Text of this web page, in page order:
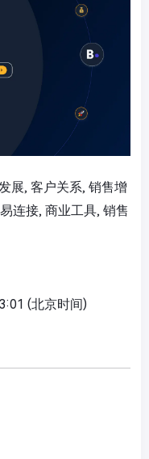
展, 客户关系, 销售增
连接, 商业工具, 销售
(北京时间)